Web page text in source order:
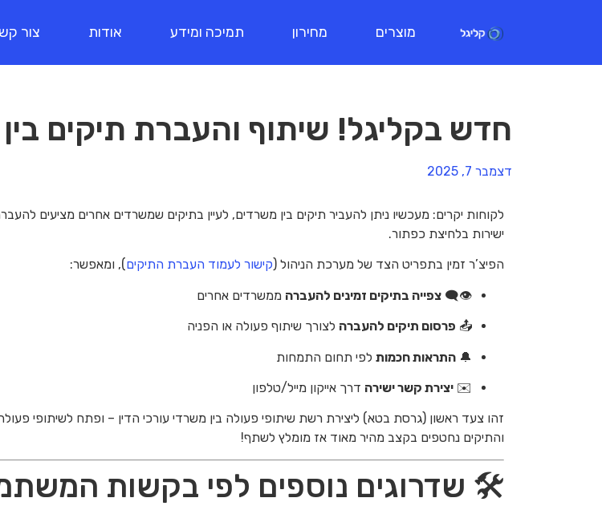
מוצרים מחירון תמיכה ומידע אודות צור
חדש בקליגל! שיתוף והעברת תיקים
דצמבר 7, 2025
לקוחות יקרים: מעכשיו ניתן להעביר תיקים בין משרדים, לעיין בתיקים שמשרדים אחרים מציעים
ישירות בלחיצת כפתור.
הפיצ’ר זמין בתפריט הצד של מערכת הניהול (קישור לעמוד העברת התיקים), ומאפשר:
👁️‍🗨️ צפייה בתיקים זמינים להעברה ממשרדים אחרים
📤 פרסום תיקים להעברה לצורך שיתוף פעולה או הפניה
🔔 התראות חכמות לפי תחום התמחות
✉️ יצירת קשר ישירה דרך אייקון מייל/טלפון
זהו צעד ראשון (גרסת בטא) ליצירת רשת שיתופי פעולה בין משרדי עורכי הדין – ופתח לשיתופי פעולה
והתיקים נחטפים בקצב מהיר מאוד אז מומלץ לשתף!
🛠️ שדרוגים נוספים לפי בקשות